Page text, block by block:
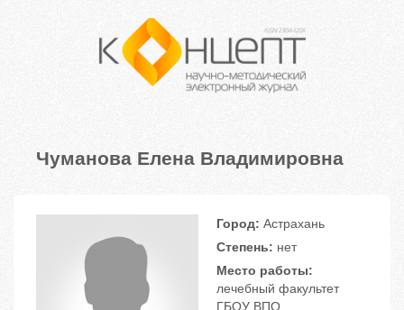
Чуманова Елена Владимировна
Город: Астрахань
Степень: нет
Место работы:
лечебный факультет
ГБОУ ВПО